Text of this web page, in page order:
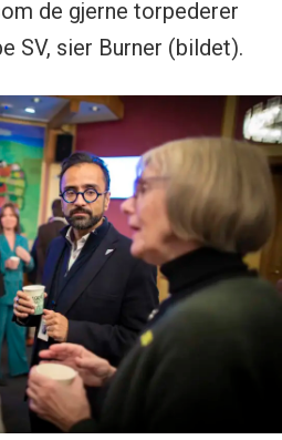
de gjerne torpederer
SV, sier Burner (bildet).